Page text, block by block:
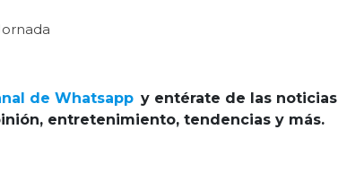
de Whatsapp y entérate de las
entretenimiento, tendencias y más.